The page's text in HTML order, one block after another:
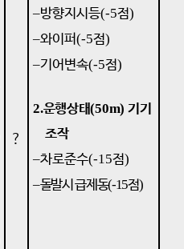
?
–방향지시등(-5점)
–와이퍼(-5점)
–기어변속(-5점)
2.운행상태(50m) 기기
조작
–차로준수(-15점)
–돌발시 급제동(-15점)